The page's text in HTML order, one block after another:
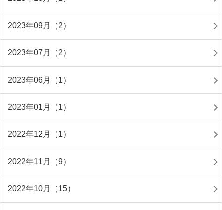
2023年09月（2）
2023年07月（2）
2023年06月（1）
2023年01月（1）
2022年12月（1）
2022年11月（9）
2022年10月（15）